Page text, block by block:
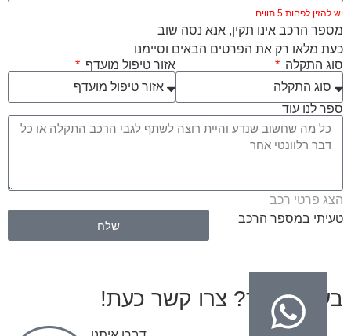
יש להזין לפחות 5 תווים.
מספר הרכב אינו תקין, אנא נסה שוב
כעת מלאו רק את הפרטים הבאים וסיימנו
סוג התקלה
אזור טיפול מועדף
ספר לנו עוד
הצג פרטי רכב
טעיתי במספר הרכב
שלח
בעיות בגיר? צרו קשר כעת!